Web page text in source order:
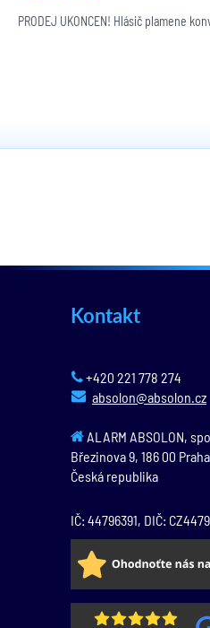
PRODEJ UKONČEN! Hlásič plamene
Kontakt
+420 221 778 274
absolon@absolon.cz
ALARM ABSOLON,
Březinova 9, 186 00
Česká republika
IČ: 44796391, DIČ: